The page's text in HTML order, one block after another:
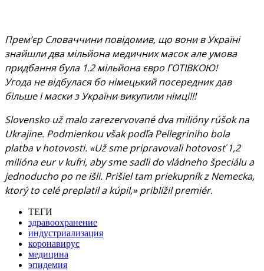
Прем’єр Словаччини повідомив, що вони в Україні
знайшли два мільйона медичних масок але умова
придбання була 1.2 мільйона євро ГОТІВКОЮ!
Угода не відбулася бо німецький посередник дав
більше і маски з України викупили німці!!!
Slovensko už malo zarezervované dva milióny rúšok na
Ukrajine. Podmienkou však podľa Pellegriniho bola
platba v hotovosti. «Už sme pripravovali hotovosť 1,2
milióna eur v kufri, aby sme sadli do vládneho špeciálu a
jednoducho po ne išli. Prišiel tam priekupník z Nemecka,
ktorý to celé preplatil a kúpil,» priblížil premiér.
ТЕГИ
здравоохранение
индустриализация
коронавирус
медицина
эпидемия